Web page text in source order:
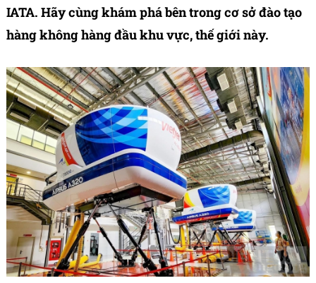
IATA. Hãy cùng khám phá bên trong cơ sở đào tạo
hàng không hàng đầu khu vực, thế giới này.